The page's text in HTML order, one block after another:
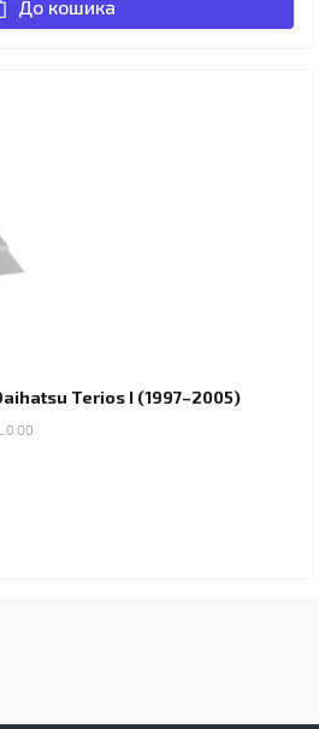
До кошика
Terios I (1997–2005)